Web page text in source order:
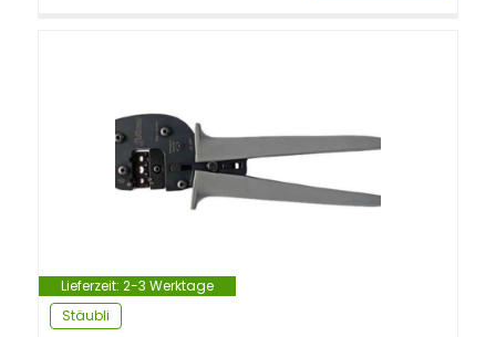
Lieferzeit: 2-3 Werktage
Stäubli